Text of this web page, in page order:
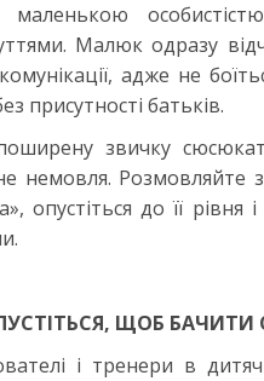
Малюк одразу
адже не
присутності батьків.
звичку
немовля. Розмовляйте
опустіться до її рівня і
ЩОБ
і тренери в